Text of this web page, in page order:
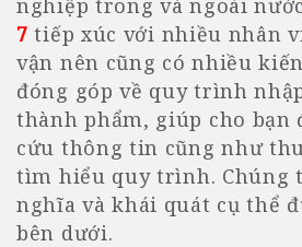
7 tiếp xúc với nhiều nhân
vận nên cũng có nhiều
đóng góp về quy trình
thành phẩm, giúp cho bạn
cứu thông tin cũng như
tìm hiểu quy trình. Chúng
nghĩa và khái quát cụ thể
bên dưới.